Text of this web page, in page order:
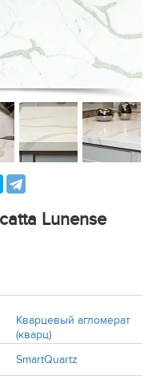
Lunense
Кварцевый агломерат
(кварц)
SmartQuartz